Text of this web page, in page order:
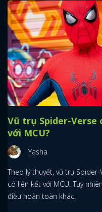
Vũ trụ Spider-Verse
với MCU?
Yasha
Theo lý thuyết, vũ trụ
có liên kết với MCU. Tuy
điều hoàn toàn khác.